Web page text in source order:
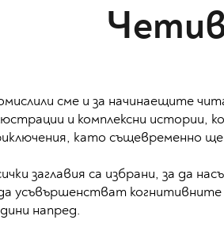
сме и за начинаещите
и комплексни
като същевременно
заглавия са избрани, за да
усъвършенстват
напред.